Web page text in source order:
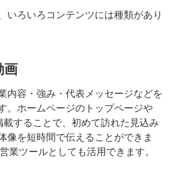
いろいろコンテンツには種類があり
画
内容・強み・代表メッセージなどを
。ホームページのトップページや
することで、初めて訪れた見込み
像を短時間で伝えることができま
業ツールとしても活用できます。